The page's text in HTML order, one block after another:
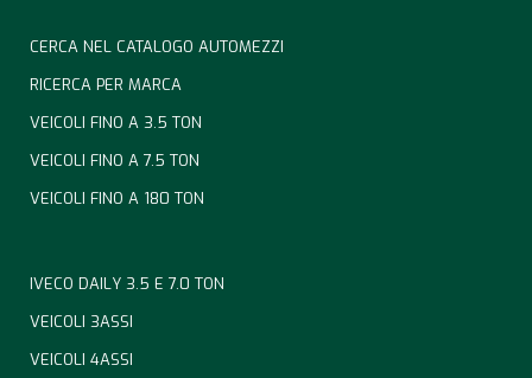
CERCA NEL CATALOGO AUTOMEZZI
RICERCA PER MARCA
VEICOLI FINO A 3.5 TON
VEICOLI FINO A 7.5 TON
VEICOLI FINO A 180 TON
IVECO DAILY 3.5 E 7.0 TON
VEICOLI 3ASSI
VEICOLI 4ASSI